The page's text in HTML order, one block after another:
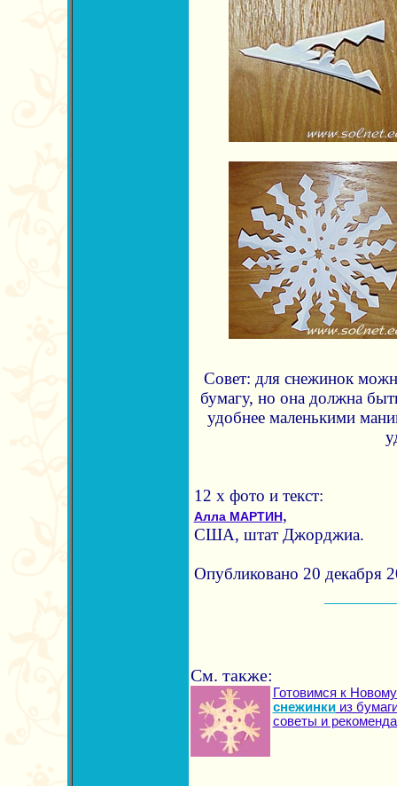
Совет: для снежинок
бумагу, но она должна
удобнее маленькими
12 х фото и текст:
Алла МАРТИН,
США, штат Джорджиа.
Опубликовано 20 декабря
См. также:
Готовимся к
снежинкииз
советы и